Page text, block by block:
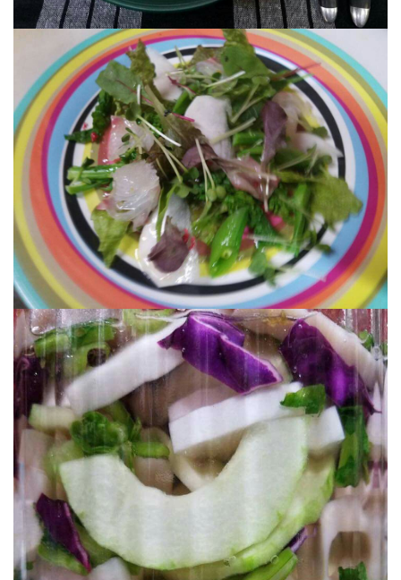
イ
ニ
ン
グ
バ
ー